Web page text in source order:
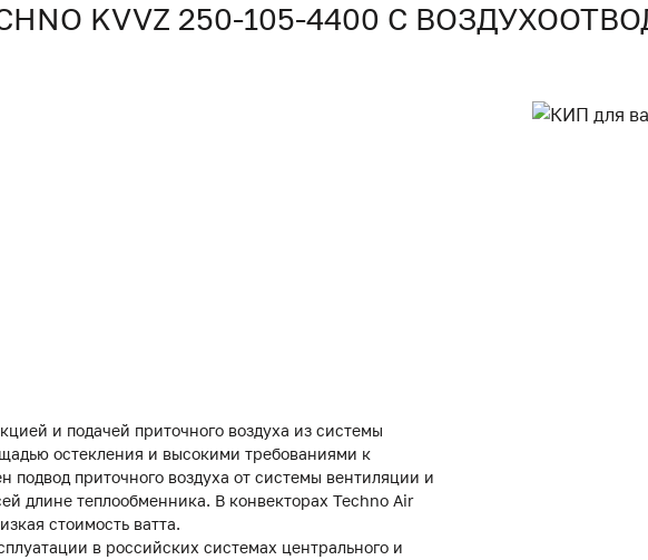
KVVZ 250-105-4400 С
и подачей приточного воздуха из системы
остекления и высокими требованиями к
подвод приточного воздуха от системы вентиляции и
длине теплообменника. В конвекторах Techno Air
стоимость ватта.
в российских системах центрального и